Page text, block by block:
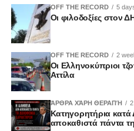
OFF THE RECORD 5
Οι φιλοδοξίες στον
OFF THE RECORD 2
Οι Ελληνοκύπριοι
Αττίλα
ΆΡΘΡΑ ΧΆΡΗ ΘΕΡΑΠΉ
Κατηγορητήρια
αποκαθιστά πάντα